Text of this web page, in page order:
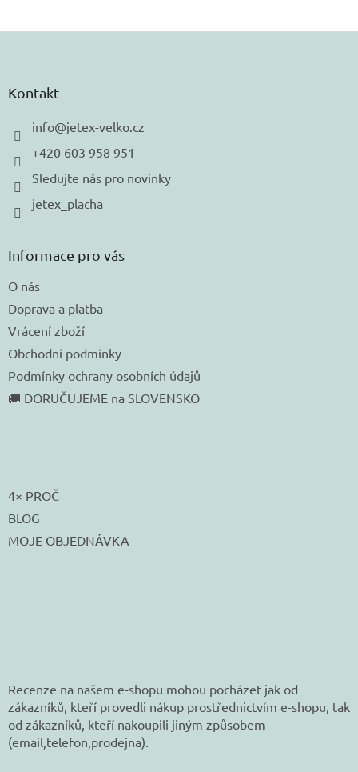
Kontakt
info@jetex-velko.cz
+420 603 958 951
Sledujte nás pro novinky
jetex_placha
Informace pro vás
O nás
Doprava a platba
Vrácení zboží
Obchodní podmínky
Podmínky ochrany osobních údajů
🚚 DORUČUJEME na SLOVENSKO
4× PROČ
BLOG
MOJE OBJEDNÁVKA
Recenze na našem e-shopu mohou pocházet jak od
zákazníků, kteří provedli nákup prostřednictvím e-shopu, tak
od zákazníků, kteří nakoupili jiným způsobem
(email,telefon,prodejna).